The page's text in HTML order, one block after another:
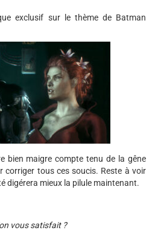
exclusif sur le thème de Batman
bien maigre compte tenu de la gêne
corriger tous ces soucis. Reste à voir
digérera mieux la pilule maintenant.
vous satisfait ?